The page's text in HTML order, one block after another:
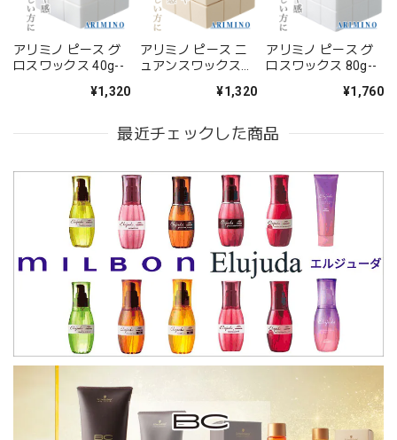
アリミノ ピース グ
ロスワックス 40g--
¥1,320
アリミノ ピース ニ
ュアンスワックス
¥1,320
アリミノ ピース グ
ロスワックス 80g--
¥1,760
最近チェックした商品